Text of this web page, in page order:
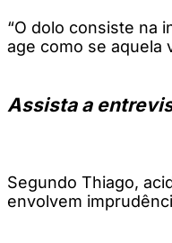
“O dolo consiste na
age como se aquela
Assista a
Segundo Thiago,
envolvem